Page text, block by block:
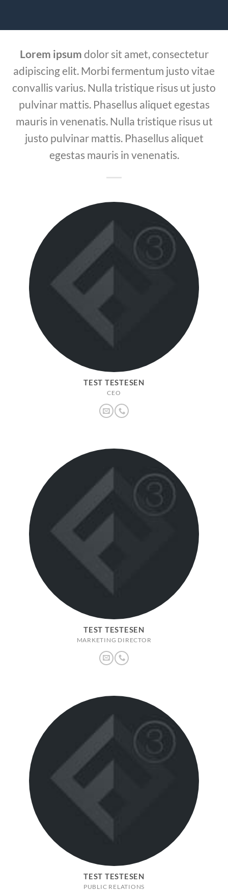
Lorem ipsum dolor sit amet, consectetur
adipiscing elit. Morbi fermentum justo vitae
convallis varius. Nulla tristique risus ut justo
pulvinar mattis. Phasellus aliquet egestas
mauris in venenatis. Nulla tristique risus ut
justo pulvinar mattis. Phasellus aliquet
egestas mauris in venenatis.
TEST TESTESEN
CEO
TEST TESTESEN
MARKETING DIRECTOR
TEST TESTESEN
PUBLIC RELATIONS